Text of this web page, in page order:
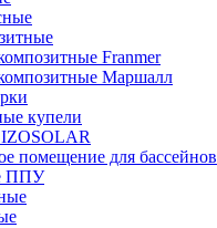
Franmer
Маршалл
купели
помещение для бассейнов
ППУ